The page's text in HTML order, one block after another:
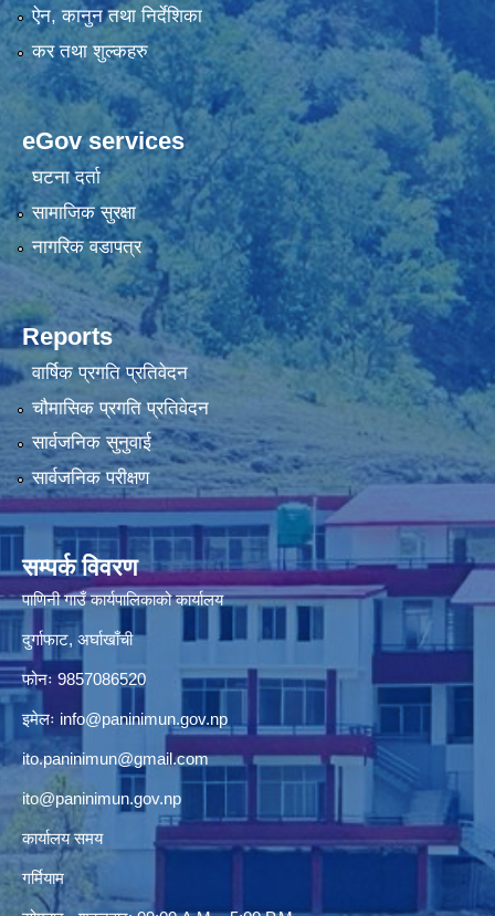
ऐन, कानुन तथा निर्देशिका
कर तथा शुल्कहरु
eGov services
घटना दर्ता
सामाजिक सुरक्षा
नागरिक वडापत्र
Reports
वार्षिक प्रगति प्रतिवेदन
चौमासिक प्रगति प्रतिवेदन
सार्वजनिक सुनुवाई
सार्वजनिक परीक्षण
सम्पर्क विवरण
पाणिनी गाउँ कार्यपालिकाको कार्यालय
दुर्गाफाट, अर्घाखाँची
फोनः 9857086520
इमेलः info@paninimun.gov.np
ito.paninimun@gmail.com
ito@paninimun.gov.np
कार्यालय समय
गर्मियाम